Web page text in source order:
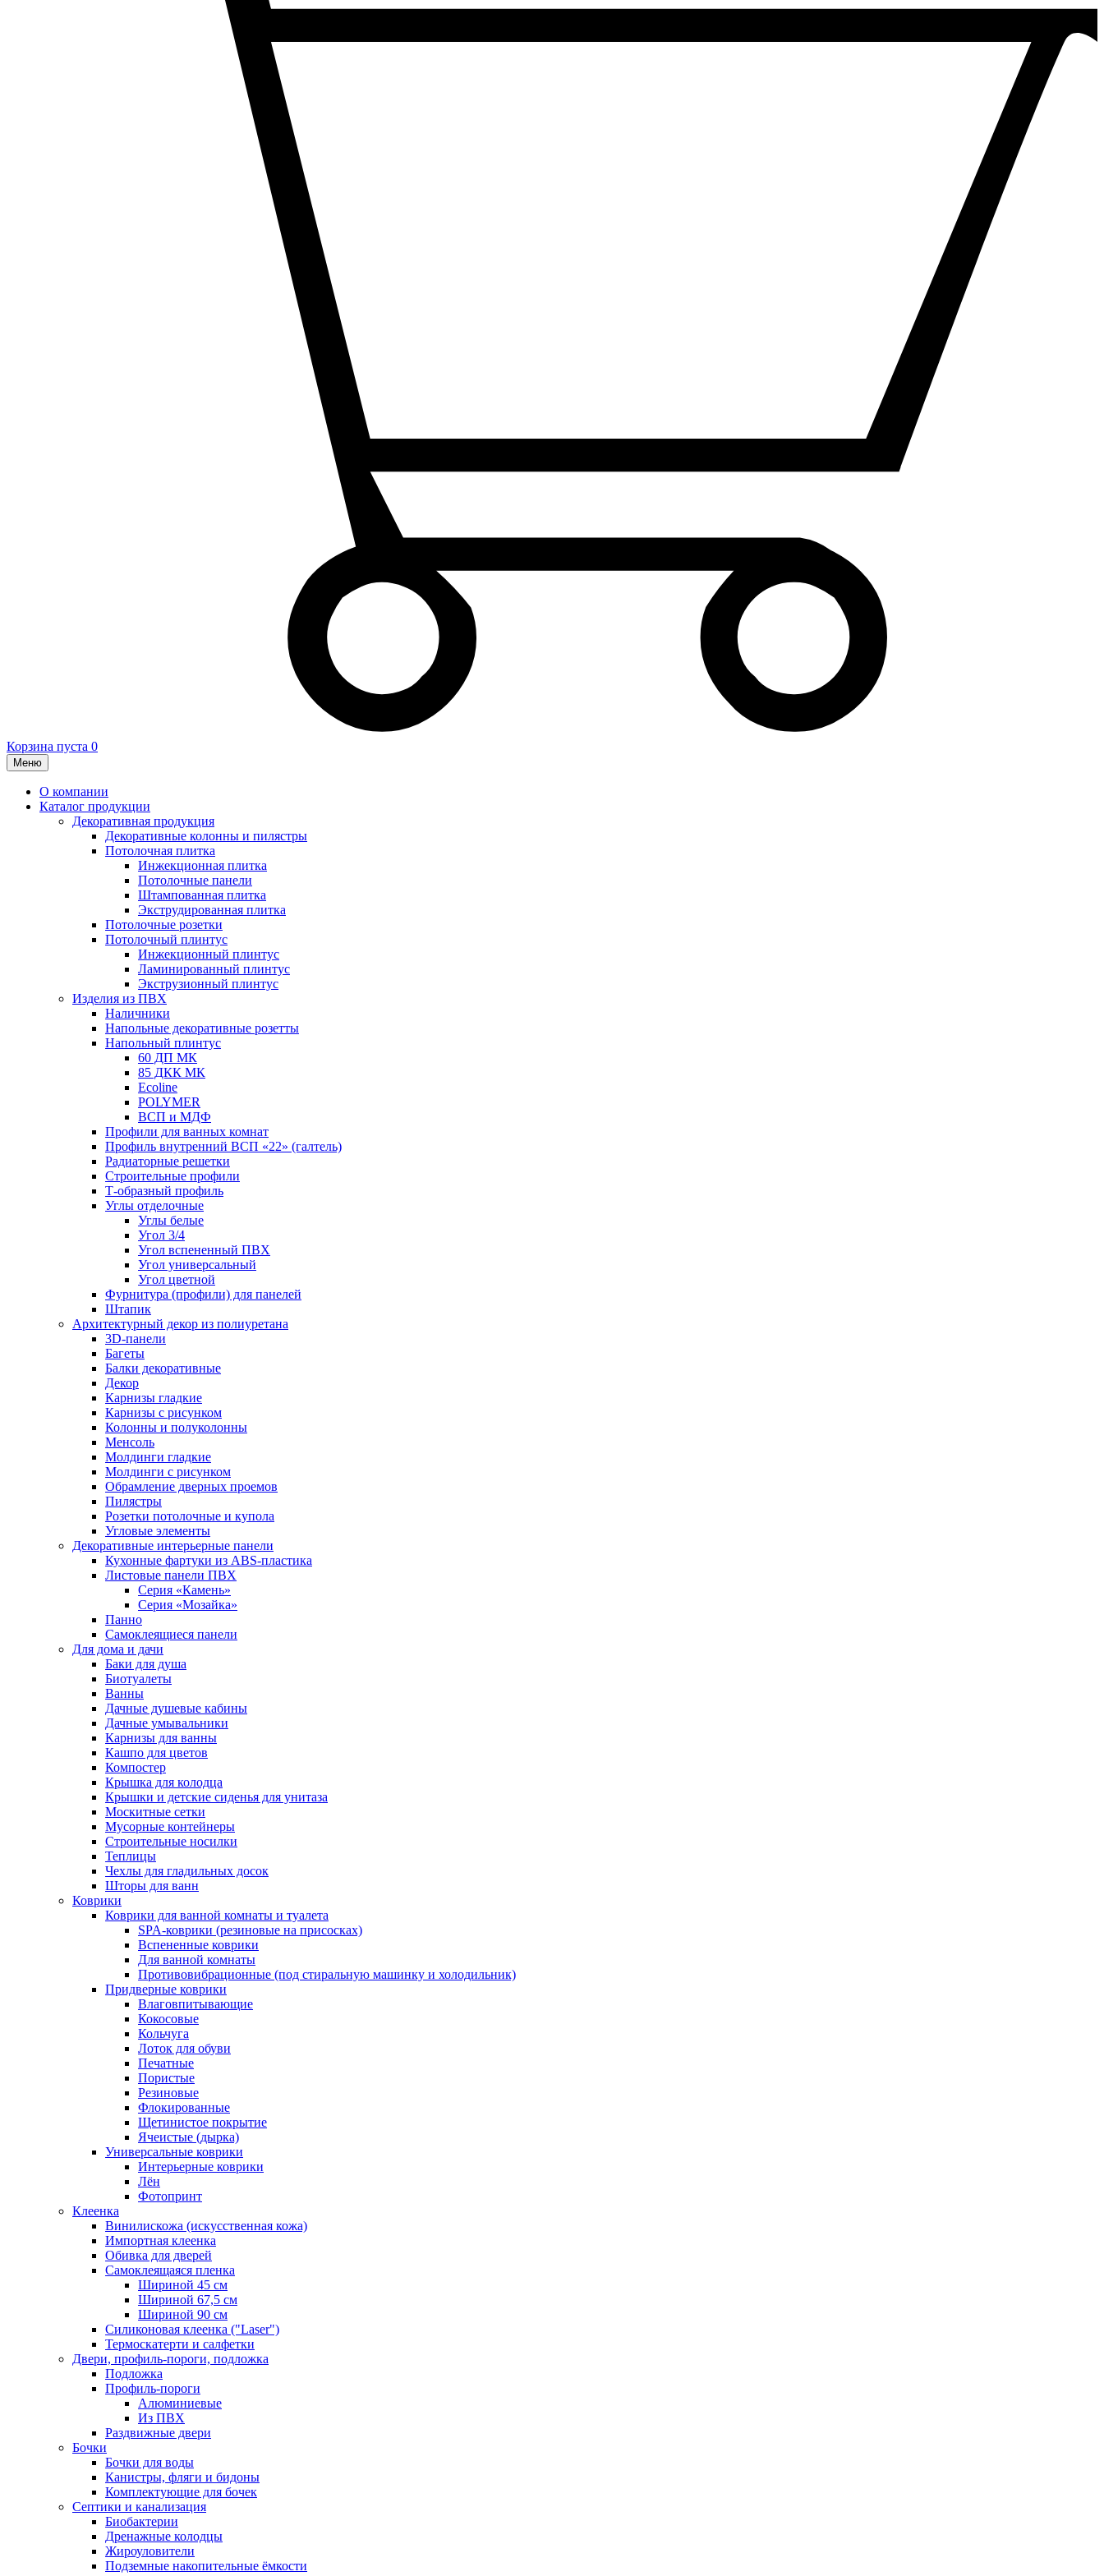
Корзина пуста 0
Меню
О компании
Каталог продукции
Декоративная продукция
Декоративные колонны и пилястры
Потолочная плитка
Инжекционная плитка
Потолочные панели
Штампованная плитка
Экструдированная плитка
Потолочные розетки
Потолочный плинтус
Инжекционный плинтус
Ламинированный плинтус
Экструзионный плинтус
Изделия из ПВХ
Наличники
Напольные декоративные розетты
Напольный плинтус
60 ДП МК
85 ДКК МК
Ecoline
POLYMER
ВСП и МДФ
Профили для ванных комнат
Профиль внутренний ВСП «22» (галтель)
Радиаторные решетки
Строительные профили
Т-образный профиль
Углы отделочные
Углы белые
Угол 3/4
Угол вспененный ПВХ
Угол универсальный
Угол цветной
Фурнитура (профили) для панелей
Штапик
Архитектурный декор из полиуретана
3D-панели
Багеты
Балки декоративные
Декор
Карнизы гладкие
Карнизы с рисунком
Колонны и полуколонны
Менсоль
Молдинги гладкие
Молдинги с рисунком
Обрамление дверных проемов
Пилястры
Розетки потолочные и купола
Угловые элементы
Декоративные интерьерные панели
Кухонные фартуки из ABS-пластика
Листовые панели ПВХ
Серия «Камень»
Серия «Мозайка»
Панно
Самоклеящиеся панели
Для дома и дачи
Баки для душа
Биотуалеты
Ванны
Дачные душевые кабины
Дачные умывальники
Карнизы для ванны
Кашпо для цветов
Компостер
Крышка для колодца
Крышки и детские сиденья для унитаза
Москитные сетки
Мусорные контейнеры
Строительные носилки
Теплицы
Чехлы для гладильных досок
Шторы для ванн
Коврики
Коврики для ванной комнаты и туалета
SPA-коврики (резиновые на присосках)
Вспененные коврики
Для ванной комнаты
Противовибрационные (под стиральную машинку и холодильник)
Придверные коврики
Влаговпитывающие
Кокосовые
Кольчуга
Лоток для обуви
Печатные
Пористые
Резиновые
Флокированные
Щетинистое покрытие
Ячеистые (дырка)
Универсальные коврики
Интерьерные коврики
Лён
Фотопринт
Клеенка
Винилискожа (искусственная кожа)
Импортная клеенка
Обивка для дверей
Самоклеящаяся пленка
Шириной 45 см
Шириной 67,5 см
Шириной 90 см
Силиконовая клеенка ("Laser")
Термоскатерти и салфетки
Двери, профиль-пороги, подложка
Подложка
Профиль-пороги
Алюминиевые
Из ПВХ
Раздвижные двери
Бочки
Бочки для воды
Канистры, фляги и бидоны
Комплектующие для бочек
Септики и канализация
Биобактерии
Дренажные колодцы
Жироуловители
Подземные накопительные ёмкости